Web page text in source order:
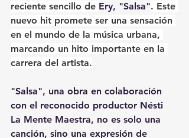
reciente sencillo de Ery, "Salsa". Este
nuevo hit promete ser una sensación
en el mundo de la música urbana,
marcando un hito importante en la
carrera del artista.
"Salsa", una obra en colaboración
con el reconocido productor Nésti
La Mente Maestra, no es solo una
canción, sino una expresión de